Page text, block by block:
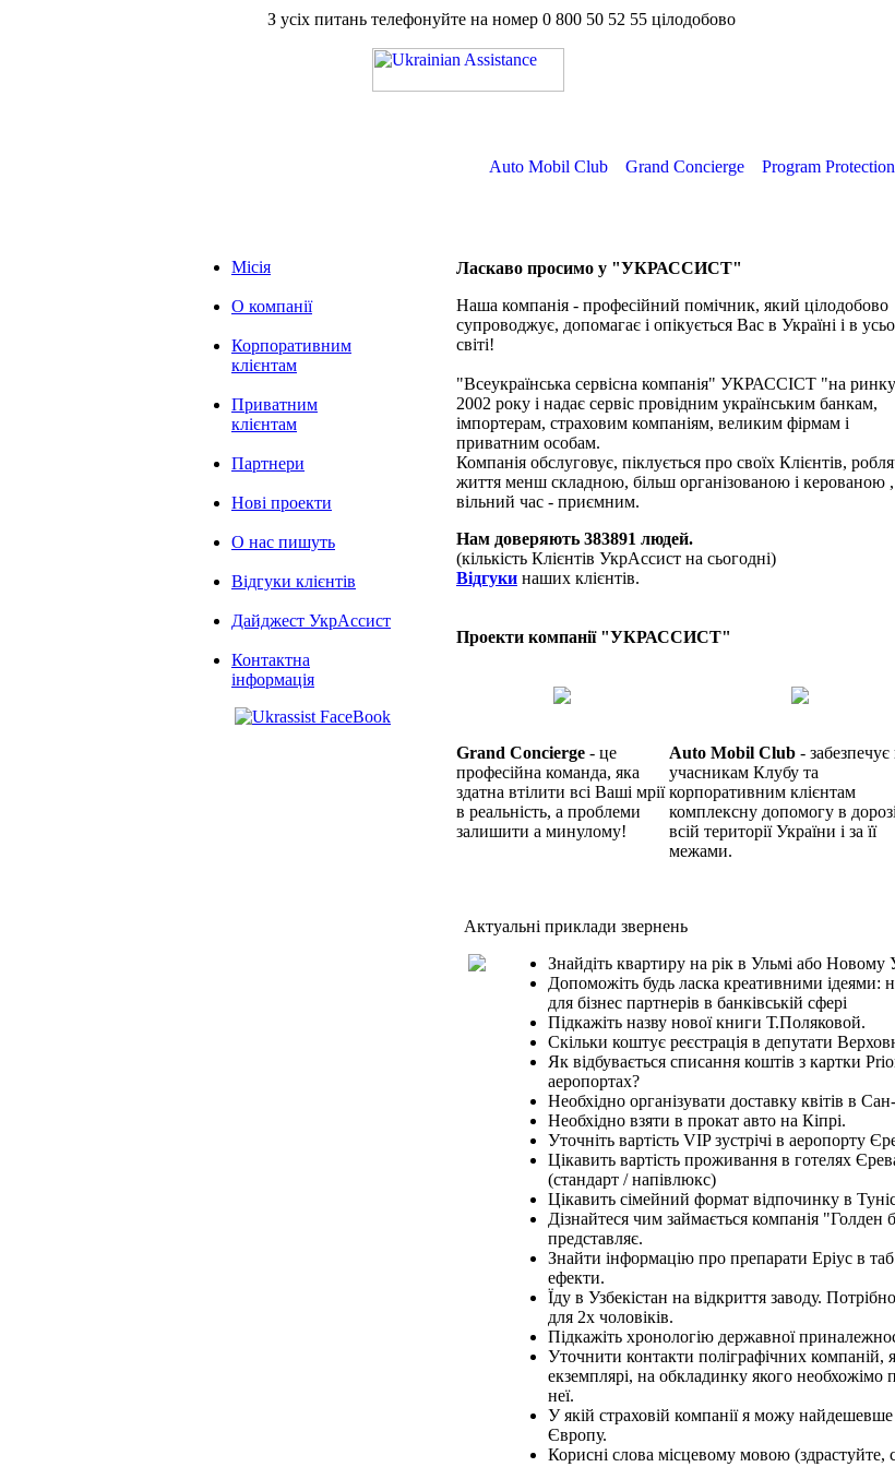
З усіх питань телефонуйте на номер 0 800 50 52 55цілодобово
Auto Mobil Club Grand Concierge Program Protection
Місія
О компанії
Корпоративним
клієнтам
Приватним
клієнтам
Партнери
Нові проекти
О нас пишуть
Відгуки клієнтів
Дайджест УкрАссист
Контактна
інформація
Ласкаво просимо у "УКРАССИСТ"
Наша компанія - професійний помічник, який цілодобово
супроводжує, допомагає і опікується Вас в Україні і в
світі!
"Всеукраїнська сервісна компанія" УКРАССІСТ "на
2002 року і надає сервіс провідним українським банкам,
імпортерам, страховим компаніям, великим фірмам і
приватним особам.
Компанія обслуговує, піклується про своїх Клієнтів,
життя менш складною, більш організованою і керованою ,
вільний час - приємним.
Нам доверяють 383891 людей.
(кількість Клієнтів УкрАссист на сьогодні)
Відгуки наших клієнтів.
Проекти компанії "УКРАССИСТ"
Grand Concierge - це
професійна команда, яка
здатна втілити всі Ваші мрії
в реальність, а проблеми
залишити а минулому!
Auto Mobil Club - забезпечує
учасникам Клубу та
корпоративним клієнтам
комплексну допомогу в
всій території України і за її
межами.
Актуальні приклади звернень
Знайдіть квартиру на рік в Ульмі або Новому
Допоможіть будь ласка креативними
для бізнес партнерів в банківській сфері
Підкажіть назву нової книги Т.Поляковой.
Скільки коштує реєстрація в депутати
Як відбувається списання коштів з картки
аеропортах?
Необхідно організувати доставку квітів в
Необхідно взяти в прокат авто на Кіпрі.
Уточніть вартість VIP зустрічі в аеропорту
Цікавить вартість проживання в готелях
(стандарт / напівлюкс)
Цікавить сімейний формат відпочинку в
Дізнайтеся чим займається компанія "Голден
представляє.
Знайти інформацію про препарати Еріус в
ефекти.
Їду в Узбекістан на відкриття заводу.
для 2х чоловіків.
Підкажіть хронологію державної
Уточнити контакти поліграфічних
екземплярі, на обкладинку якого необхожімо
неї.
У якій страховій компанії я можу
Європу.
Корисні слова місцевому мовою (здрастуйте,